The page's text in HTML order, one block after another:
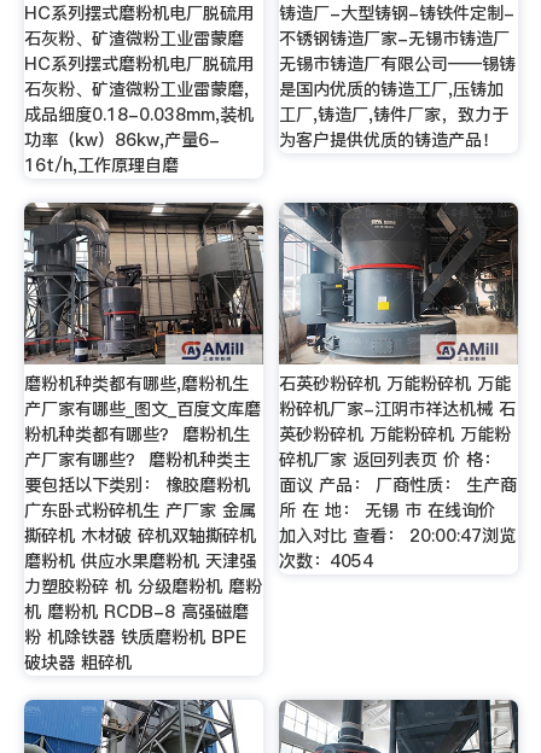
HC系列摆式磨粉机电厂脱硫用
石灰粉、矿渣微粉工业雷蒙磨
HC系列摆式磨粉机电厂脱硫用
石灰粉、矿渣微粉工业雷蒙磨,
成品细度0.18-0.038mm,装机
功率（kw）86kw,产量6-
16t/h,工作原理自磨
铸造厂-大型铸钢-铸铁件定制-
不锈钢铸造厂家-无锡市铸造厂
无锡市铸造厂有限公司——锡铸
是国内优质的铸造工厂,压铸加
工厂,铸造厂,铸件厂家，致力于
为客户提供优质的铸造产品！
磨粉机种类都有哪些,磨粉机生
产厂家有哪些_图文_百度文库磨
粉机种类都有哪些？ 磨粉机生
产厂家有哪些？ 磨粉机种类主
要包括以下类别： 橡胶磨粉机
广东卧式粉碎机生 产厂家 金属
撕碎机 木材破 碎机双轴撕碎机
磨粉机 供应水果磨粉机 天津强
力塑胶粉碎 机 分级磨粉机 磨粉
机 磨粉机 RCDB-8 高强磁磨
粉 机除铁器 铁质磨粉机 BPE
破块器 粗碎机
石英砂粉碎机 万能粉碎机 万能
粉碎机厂家-江阴市祥达机械 石
英砂粉碎机 万能粉碎机 万能粉
碎机厂家 返回列表页 价 格：
面议 产品： 厂商性质： 生产商
所 在 地： 无锡 市 在线询价
加入对比 查看： 20:00:47浏览
次数：4054